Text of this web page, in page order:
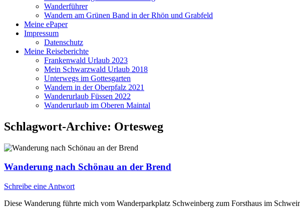
Wanderführer
Wandern am Grünen Band in der Rhön und Grabfeld
Meine ePaper
Impressum
Datenschutz
Meine Reiseberichte
Frankenwald Urlaub 2023
Mein Schwarzwald Urlaub 2018
Unterwegs im Gottesgarten
Wandern in der Oberpfalz 2021
Wanderurlaub Füssen 2022
Wanderurlaub im Oberen Maintal
Schlagwort-Archive: Ortesweg
Wanderung nach Schönau an der Brend
Schreibe eine Antwort
Diese Wanderung führte mich vom Wanderparkplatz Schweinberg zum Forsthaus im